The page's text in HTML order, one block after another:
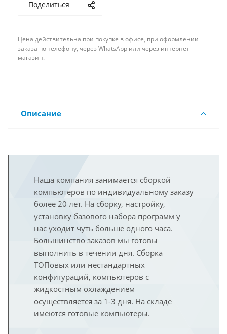
Поделиться
Цена действительна при покупке в офисе, при оформлении
заказа по телефону, через WhatsApp или через интернет-
магазин.
Описание
Наша компания занимается сборкой
компьютеров по индивидуальному заказу
более 20 лет. На сборку, настройку,
установку базового набора программ у
нас уходит чуть больше одного часа.
Большинство заказов мы готовы
выполнить в течении дня. Сборка
ТОПовых или нестандартных
конфигураций, компьютеров с
жидкостным охлаждением
осуществляется за 1-3 дня. На складе
имеются готовые компьютеры.